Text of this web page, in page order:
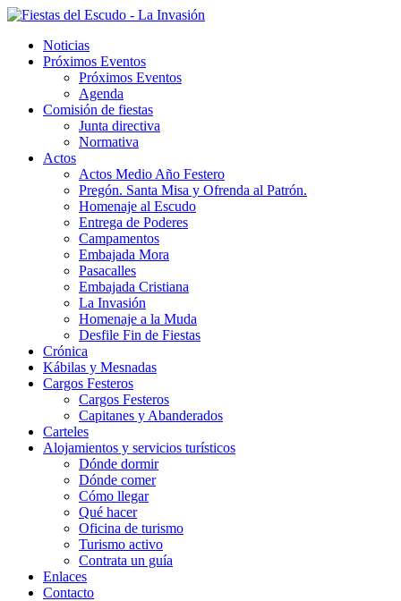
Noticias
Próximos Eventos
Próximos Eventos
Agenda
Comisión de fiestas
Junta directiva
Normativa
Actos
Actos Medio Año Festero
Pregón. Santa Misa y Ofrenda al Patrón.
Homenaje al Escudo
Entrega de Poderes
Campamentos
Embajada Mora
Pasacalles
Embajada Cristiana
La Invasión
Homenaje a la Muda
Desfile Fin de Fiestas
Crónica
Kábilas y Mesnadas
Cargos Festeros
Cargos Festeros
Capitanes y Abanderados
Carteles
Alojamientos y servicios turísticos
Dónde dormir
Dónde comer
Cómo llegar
Qué hacer
Oficina de turismo
Turismo activo
Contrata un guía
Enlaces
Contacto